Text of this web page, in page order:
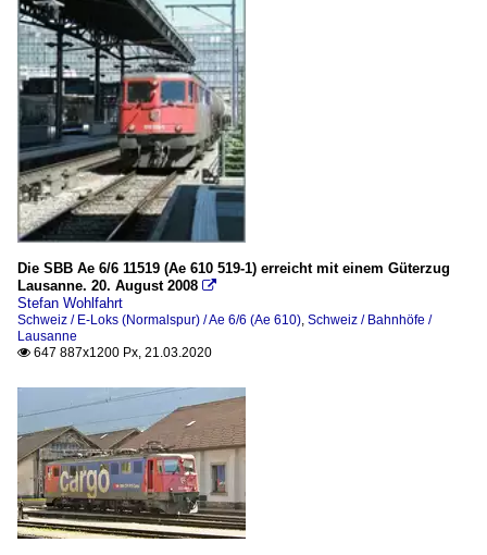
Die SBB Ae 6/6 11519 (Ae 610 519-1) erreicht mit einem Güterzug
Lausanne. 20. August 2008 
Stefan Wohlfahrt
Schweiz / E-Loks (Normalspur) / Ae 6/6 (Ae 610), Schweiz / Bahnhöfe /
Lausanne
 647 887x1200 Px, 21.03.2020